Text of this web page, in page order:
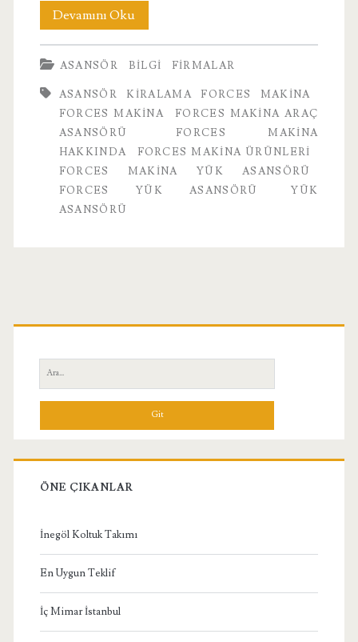
Devamını OkuForces
Yük
Asansörü
Firması
ASANSÖR BILGI FIRMALAR
ASANSÖR KIRALAMA FORCES MAKINA
FORCES MAKINA
FORCES MAKINA ARAÇ
ASANSÖRÜ
FORCES MAKINA
HAKKINDA
FORCES MAKINA ÜRÜNLERI
FORCES MAKINA YÜK ASANSÖRÜ
FORCES YÜK ASANSÖRÜ
YÜK
ASANSÖRÜ
Birincil
Yan
Menü
Ara:
ÖNE ÇIKANLAR
İnegöl Koltuk Takımı
En Uygun Teklif
İç Mimar İstanbul